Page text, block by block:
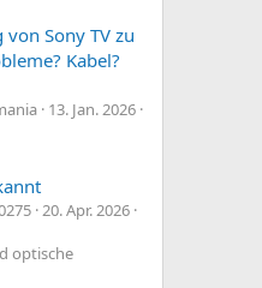
Sony TV zu
Kabel?
13. Jan. 2026
20. Apr. 2026
optische